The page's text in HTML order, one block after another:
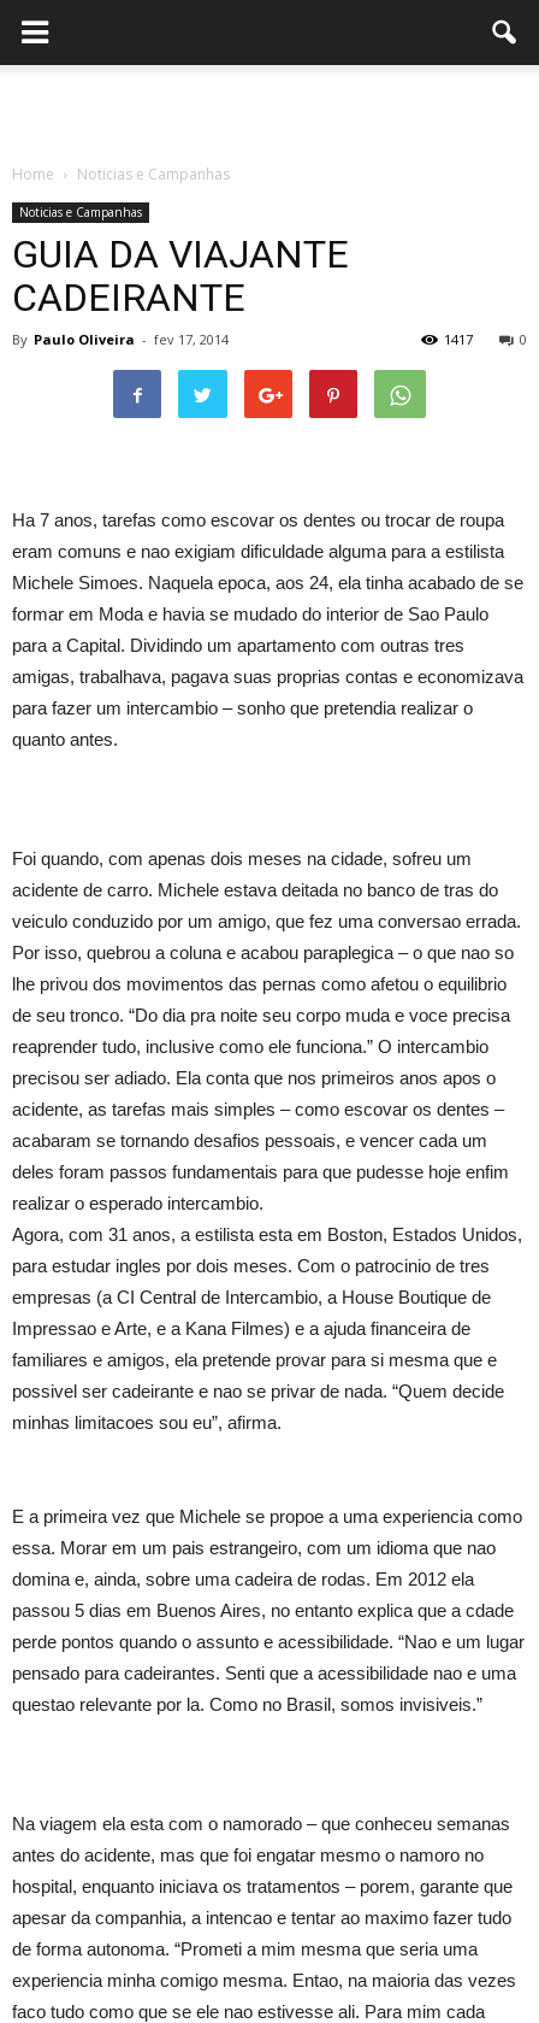
Home Noticias e Campanhas
Noticias e Campanhas
GUIA DA VIAJANTE
CADEIRANTE
By Paulo Oliveira - fev 17, 2014 0
1417
Ha 7 anos, tarefas como escovar os dentes ou trocar de roupa
eram comuns e nao exigiam dificuldade alguma para a estilista
Michele Simoes. Naquela epoca, aos 24, ela tinha acabado de se
formar em Moda e havia se mudado do interior de Sao Paulo
para a Capital. Dividindo um apartamento com outras tres
amigas, trabalhava, pagava suas proprias contas e economizava
para fazer um intercambio – sonho que pretendia realizar o
quanto antes.
Foi quando, com apenas dois meses na cidade, sofreu um
acidente de carro. Michele estava deitada no banco de tras do
veiculo conduzido por um amigo, que fez uma conversao errada.
Por isso, quebrou a coluna e acabou paraplegica – o que nao so
lhe privou dos movimentos das pernas como afetou o equilibrio
de seu tronco. “Do dia pra noite seu corpo muda e voce precisa
reaprender tudo, inclusive como ele funciona.” O intercambio
precisou ser adiado. Ela conta que nos primeiros anos apos o
acidente, as tarefas mais simples – como escovar os dentes –
acabaram se tornando desafios pessoais, e vencer cada um
deles foram passos fundamentais para que pudesse hoje enfim
realizar o esperado intercambio.
Agora, com 31 anos, a estilista esta em Boston, Estados Unidos,
para estudar ingles por dois meses. Com o patrocinio de tres
empresas (a CI Central de Intercambio, a House Boutique de
Impressao e Arte, e a Kana Filmes) e a ajuda financeira de
familiares e amigos, ela pretende provar para si mesma que e
possivel ser cadeirante e nao se privar de nada. “Quem decide
minhas limitacoes sou eu”, afirma.
E a primeira vez que Michele se propoe a uma experiencia como
essa. Morar em um pais estrangeiro, com um idioma que nao
domina e, ainda, sobre uma cadeira de rodas. Em 2012 ela
passou 5 dias em Buenos Aires, no entanto explica que a cdade
perde pontos quando o assunto e acessibilidade. “Nao e um lugar
pensado para cadeirantes. Senti que a acessibilidade nao e uma
questao relevante por la. Como no Brasil, somos invisiveis.”
Na viagem ela esta com o namorado – que conheceu semanas
antes do acidente, mas que foi engatar mesmo o namoro no
hospital, enquanto iniciava os tratamentos – porem, garante que
apesar da companhia, a intencao e tentar ao maximo fazer tudo
de forma autonoma. “Prometi a mim mesma que seria uma
experiencia minha comigo mesma. Entao, na maioria das vezes
faco tudo como que se ele nao estivesse ali. Para mim cada